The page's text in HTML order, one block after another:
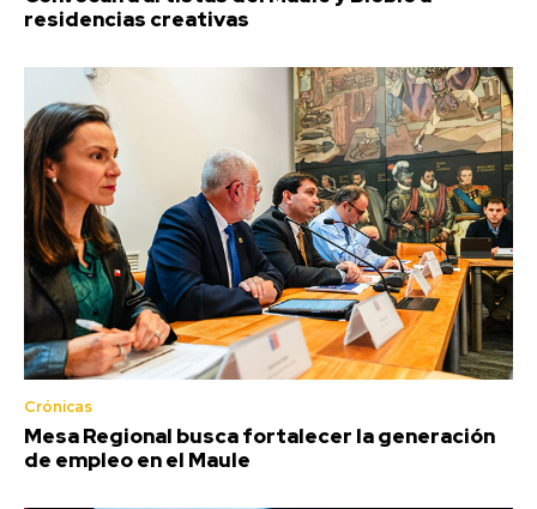
residencias creativas
Crónicas
Mesa Regional busca fortalecer la generación
de empleo en el Maule